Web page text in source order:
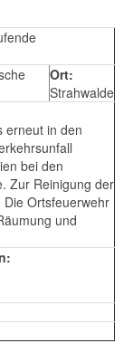
Ort:
Strahwalde
erneut in den
bei den
Zur Reinigung der
Ortsfeuerwehr
und